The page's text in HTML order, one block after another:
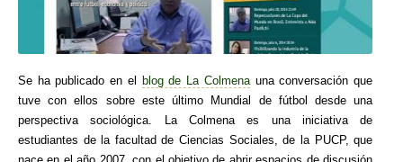
Se ha publicado en el blog de La Colmena una conversación que
tuve con ellos sobre este último Mundial de fútbol desde una
perspectiva sociológica. La Colmena es una iniciativa de
estudiantes de la facultad de Ciencias Sociales, de la PUCP, que